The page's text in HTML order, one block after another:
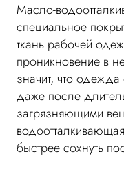
Масло-
специальное
ткань рабочей
проникновение в
значит, что одежда
даже после
загрязняющими
быстрее сохнуть